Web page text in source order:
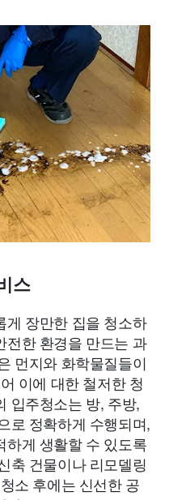
스
게 장만한 집을 청소하
전한 환경을 만드는 과
먼지와 화학물질들이
이에 대한 철저한 청
입주청소는 방, 주방,
로 정확하게 수행되며,
하게 생활할 수 있도록
축 건물이나 리모델링
소 후에는 신선한 공